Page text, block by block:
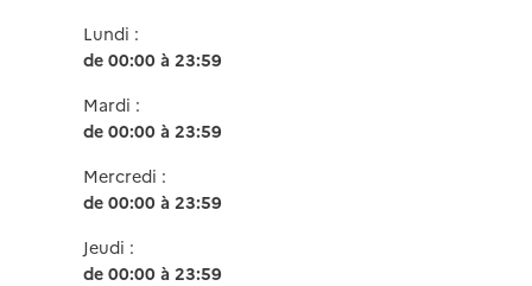
Lundi :
de 00:00 à 23:59
Mardi :
de 00:00 à 23:59
Mercredi :
de 00:00 à 23:59
Jeudi :
de 00:00 à 23:59